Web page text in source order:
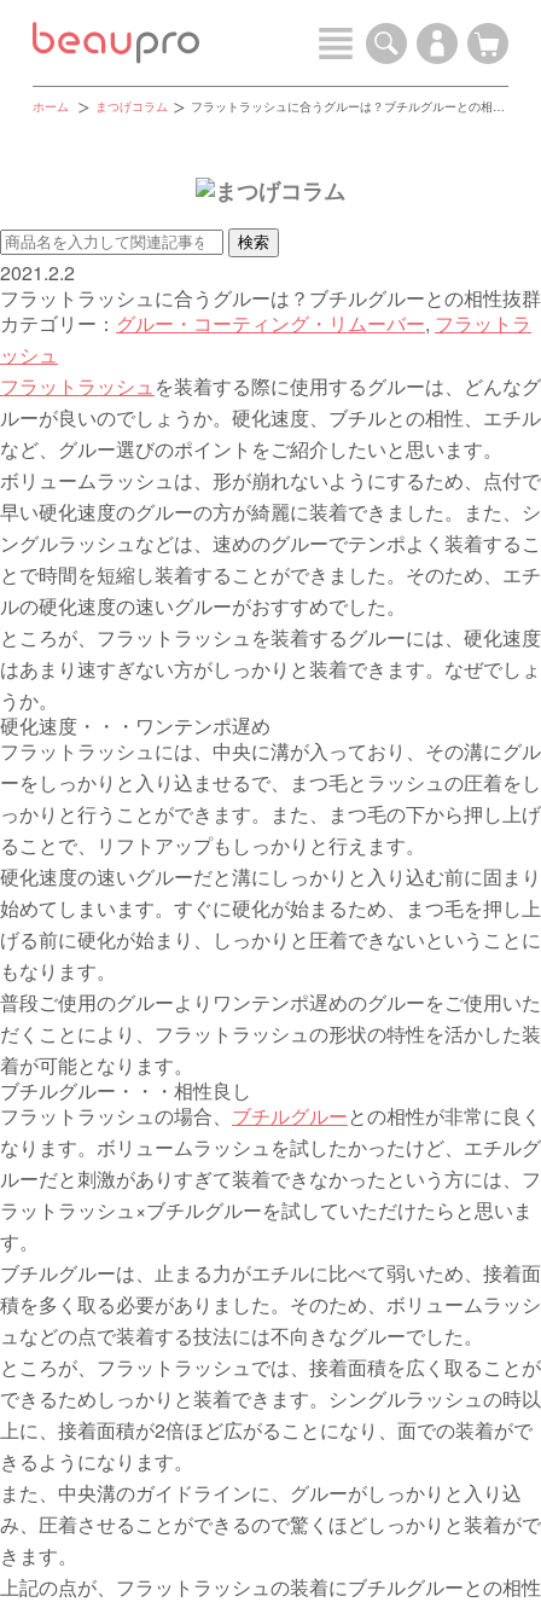
ホーム まつげコラム フラットラッシュに合うグルーは？ブチルグルーとの相性抜群
2021.2.2
フラットラッシュに合うグルーは？ブチルグルーとの相性抜群
カテゴリー： グルー・コーティング・リムーバー, フラットラ
ッシュ
フラットラッシュ を装着する際に使用するグルーは、どんなグ
ルーが良いのでしょうか。硬化速度、ブチルとの相性、エチル
など、グルー選びのポイントをご紹介したいと思います。
ボリュームラッシュは、形が崩れないようにするため、点付で
早い硬化速度のグルーの方が綺麗に装着できました。また、シ
ングルラッシュなどは、速めのグルーでテンポよく装着するこ
とで時間を短縮し装着することができました。そのため、エチ
ルの硬化速度の速いグルーがおすすめでした。
ところが、フラットラッシュを装着するグルーには、硬化速度
はあまり速すぎない方がしっかりと装着できます。なぜでしょ
うか。
硬化速度・・・ワンテンポ遅め
フラットラッシュには、中央に溝が入っており、その溝にグル
ーをしっかりと入り込ませるで、まつ毛とラッシュの圧着をし
っかりと行うことができます。また、まつ毛の下から押し上げ
ることで、リフトアップもしっかりと行えます。
硬化速度の速いグルーだと溝にしっかりと入り込む前に固まり
始めてしまいます。すぐに硬化が始まるため、まつ毛を押し上
げる前に硬化が始まり、しっかりと圧着できないということに
もなります。
普段ご使用のグルーよりワンテンポ遅めのグルーをご使用いた
だくことにより、フラットラッシュの形状の特性を活かした装
着が可能となります。
ブチルグルー・・・相性良し
フラットラッシュの場合、 ブチルグルーとの相性が非常に良く
なります。ボリュームラッシュを試したかったけど、エチルグ
ルーだと刺激がありすぎて装着できなかったという方には、フ
ラットラッシュ×ブチルグルーを試していただけたらと思いま
す。
ブチルグルーは、止まる力がエチルに比べて弱いため、接着面
積を多く取る必要がありました。そのため、ボリュームラッシ
ュなどの点で装着する技法には不向きなグルーでした。
ところが、フラットラッシュでは、接着面積を広く取ることが
できるためしっかりと装着できます。シングルラッシュの時以
上に、接着面積が2倍ほど広がることになり、面での装着がで
きるようになります。
また、中央溝のガイドラインに、グルーがしっかりと入り込
み、圧着させることができるので驚くほどしっかりと装着がで
きます。
上記の点が、フラットラッシュの装着にブチルグルーとの相性